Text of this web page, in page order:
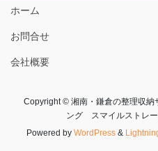
ホーム
お問合せ
会社概要
Copyright © 湘南・鎌倉の整理収
ング スマイルストレ
Powered by WordPress&